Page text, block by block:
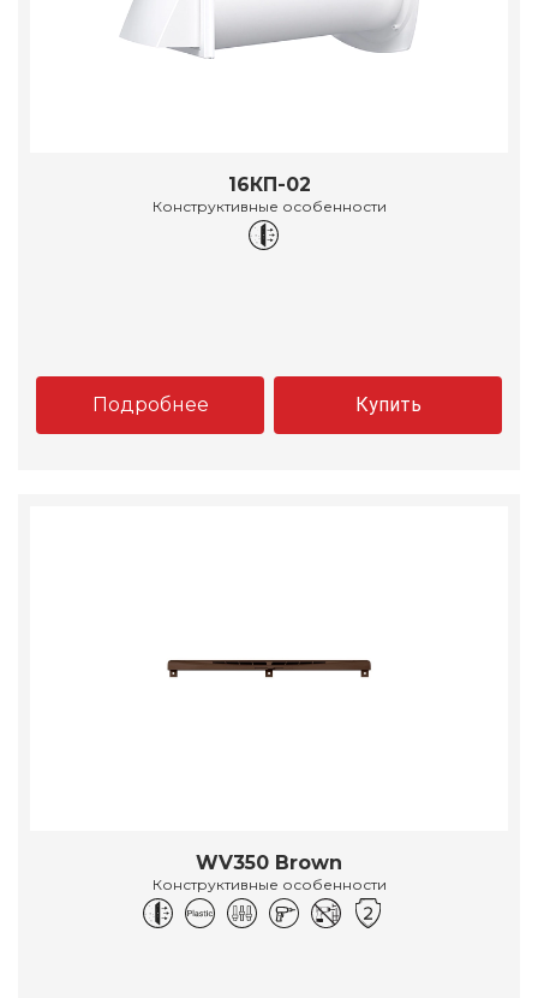
16КП-02
Конструктивные особенности
Подробнее Купить
WV350 Brown
Конструктивные особенности